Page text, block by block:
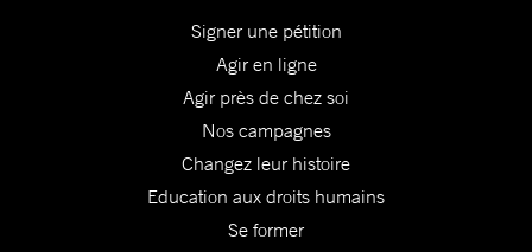
Signer une pétition
Agir en ligne
Agir près de chez soi
Nos campagnes
Changez leur histoire
Education aux droits humains
Se former